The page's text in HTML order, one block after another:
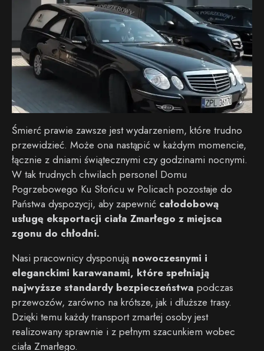
Śmierć prawie zawsze jest wydarzeniem, które trudno
przewidzieć. Może ona nastąpić w każdym momencie,
łącznie z dniami świątecznymi czy godzinami nocnymi.
W tak trudnych chwilach personel Domu
Pogrzebowego Ku Słońcu w Policach pozostaje do
Państwa dyspozycji, aby zapewnić całodobową
usługę eksportacji ciała Zmarłego z miejsca
zgonu do chłodni.
Nasi pracownicy dysponują nowoczesnymi i
eleganckimi karawanami, które spełniają
najwyższe standardy bezpieczeństwa podczas
przewozów, zarówno na krótsze, jak i dłuższe trasy.
Dzięki temu każdy transport zmarłej osoby jest
realizowany sprawnie i z pełnym szacunkiem wobec
ciała Zmarłego.